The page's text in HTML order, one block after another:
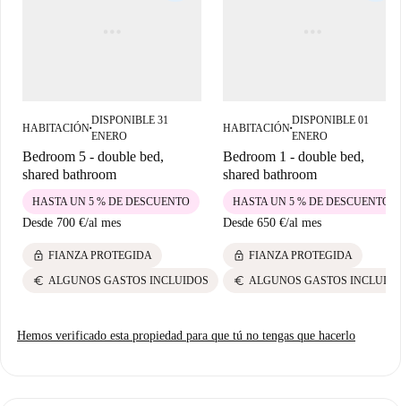
Torre Font y la Avenida Tibidabo adornan los alrededores, junto con los
Jardines de la Tamarita y el Tranvía Blau, que ofrecen tanto ocio como
comodidad.
HABITACIÓN■
DISPONIBLE 31
ENERO
Bedroom 5 - double bed,
shared bathroom
Desde 700 €/al mes
HASTA UN 5 % DE DESCUENTO
lock FIANZA PROTEGIDA
euro ALGUNOS GASTOS INCLUIDOS
HABITACIÓN■
DISPONIBLE 01
ENERO
Bedroom 1 - double bed,
shared bathroom
Desde 650 €/al mes
HASTA UN 5 % DE DESCUENTO
lock FIANZA PROTEGIDA
euro ALGUNOS GASTOS
Hemos verificado esta propiedad para que tú no tengas que hacerlo